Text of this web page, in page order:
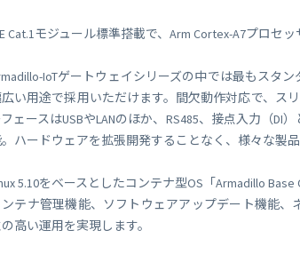
Cat.1モジュール標準搭載で、Arm Cortex-A7プロセ
IoTゲートウェイシリーズの中では最もスタ
い用途で採用いただけます。間欠動作対応で、ス
ェースはUSBやLANのほか、RS485、接点入力（
ハードウェアを拡張開発することなく、様々な製品
5.10をベースとしたコンテナ型OS「Armadillo Base
テナ管理機能、ソフトウェアアップデート機能
高い運用を実現します。